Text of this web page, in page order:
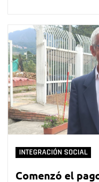
INTEGRACIÓN SOCIAL
Comenzó el